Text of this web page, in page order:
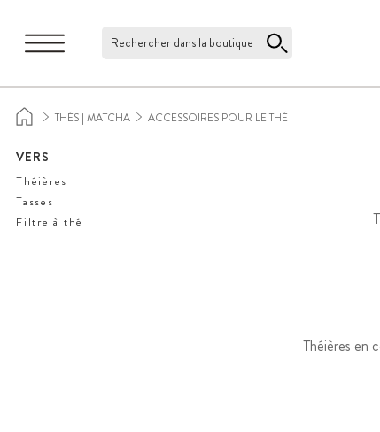
Rechercher dans la boutique
THÉS | MATCHA ACCESSOIRES POUR LE THÉ
Théières en
VERS
Théières
Tasses
Filtre à thé